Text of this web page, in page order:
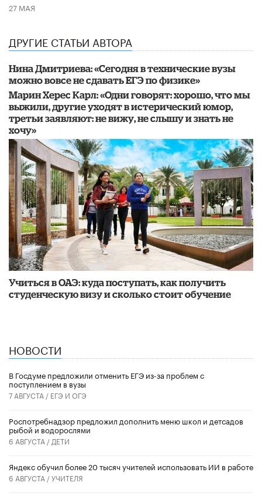
27 МАЯ
ДРУГИЕ СТАТЬИ АВТОРА
Нина Дмитриева: «Сегодня в технические вузы
можно вовсе не сдавать ЕГЭ по физике»
Марин Херес Карл: «Одни говорят: хорошо, что мы
выжили, другие уходят в истерический юмор,
третьи заявляют: не вижу, не слышу и знать не
хочу»
Учиться в ОАЭ: куда поступать, как получить
студенческую визу и сколько стоит обучение
НОВОСТИ
В Госдуме предложили отменить ЕГЭ из-за проблем с
поступлением в вузы
7 АВГУСТА / ЕГЭ И ОГЭ
Роспотребнадзор предложил дополнить меню школ и детсадов
рыбой и водорослями
6 АВГУСТА / ДЕТИ
​Яндекс обучил более 20 тысяч учителей использовать ИИ в работе
6 АВГУСТА /УЧИТЕЛЯ